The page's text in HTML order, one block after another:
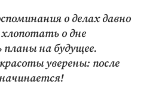
о делах давно
о дне
на будущее.
уверены: после